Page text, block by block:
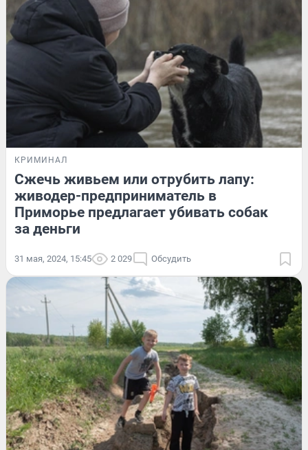
КРИМИНАЛ
Сжечь живьем или отрубить лапу:
живодер-предприниматель в
Приморье предлагает убивать собак
за деньги
31 мая, 2024, 15:45 2 029 Обсудить